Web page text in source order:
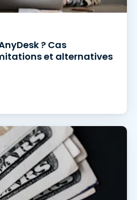
? Cas
et alternatives